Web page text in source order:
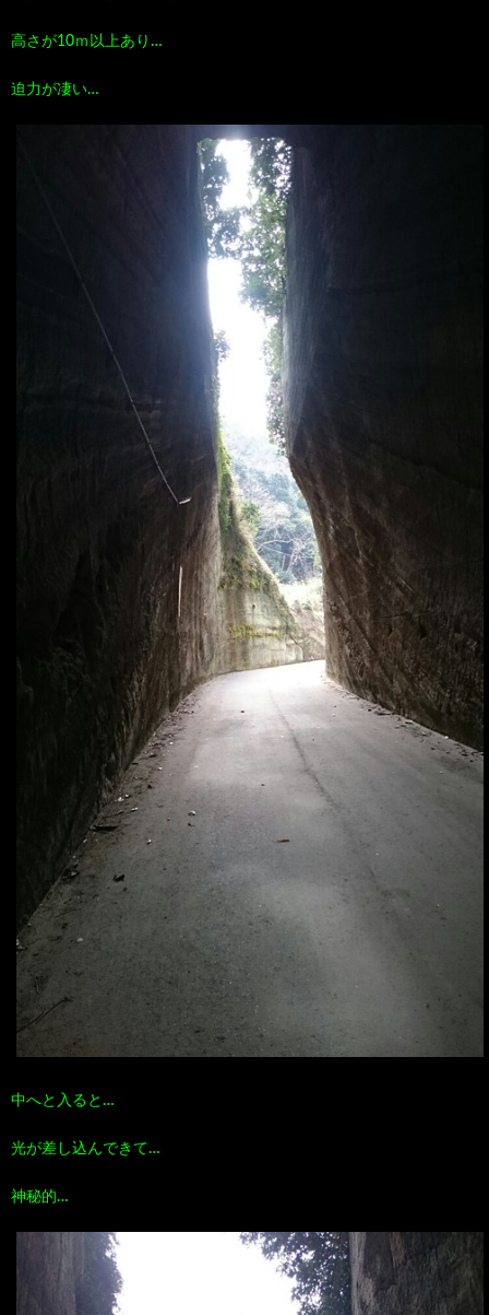
高さが10ｍ以上あり…
迫力が凄い…
中へと入ると…
光が差し込んできて…
神秘的…